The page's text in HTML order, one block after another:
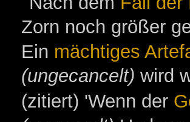
Zorn noch größer
Ein mächtiges
(ungecancelt) wird
(zitiert) 'Wenn der